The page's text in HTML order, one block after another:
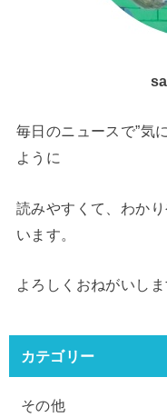
毎日のニュースで”気
ように
読みやすくて、わか
います。
よろしくおねがいし
カテゴリー
その他